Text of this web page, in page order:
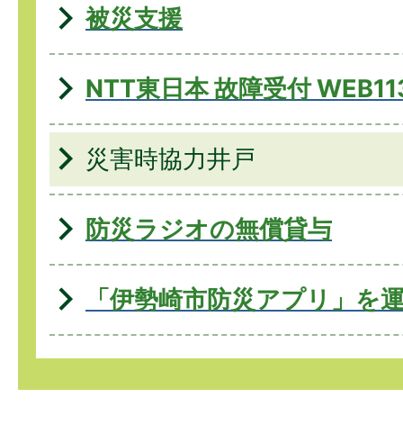
被災支援
NTT東日本 故障受付
災害時協力井戸
防災ラジオの無償貸与
「伊勢崎市防災アプリ」を